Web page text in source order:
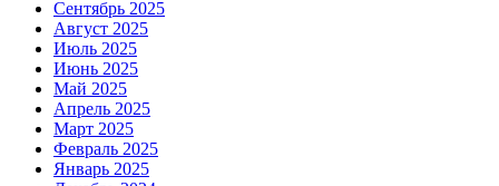
Сентябрь 2025
Август 2025
Июль 2025
Июнь 2025
Май 2025
Апрель 2025
Март 2025
Февраль 2025
Январь 2025